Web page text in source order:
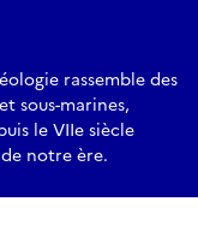
rassemble des
sous-marines,
le VIIe siècle
notre ère.